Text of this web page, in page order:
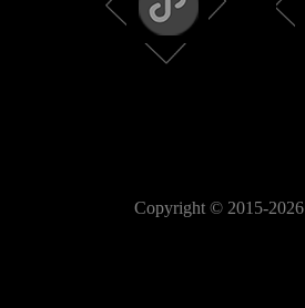
Copyright © 2015-2026